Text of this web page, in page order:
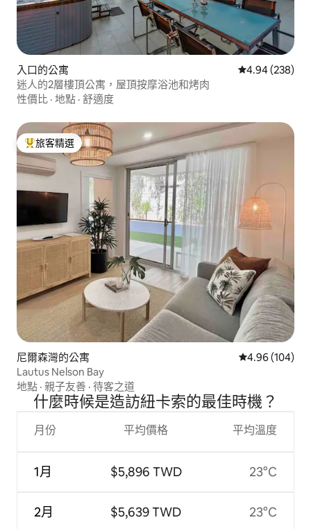
入口的公寓 從 238 則評價
4.94 (238)
迷人的2層樓頂公寓，屋頂按摩浴池和烤肉
性價比 · 地點 · 舒適度
旅客精選榜首
旅客精選
尼爾森灣的公寓 從 104 則評價
4.96 (104)
Lautus Nelson Bay
地點 · 親子友善 · 待客之道
什麼時候是造訪紐卡索的最佳時機？
月份
1月
2月
平均價格
$5,896 TWD
$5,639 TWD
平均溫度
23°C
23°C